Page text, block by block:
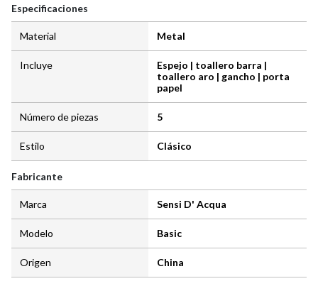
Especificaciones
Material Metal
Incluye
Espejo | toallero barra |
toallero aro | gancho | porta
papel
Número de piezas 5
Estilo Clásico
Fabricante
Marca Sensi D' Acqua
Modelo Basic
Origen China